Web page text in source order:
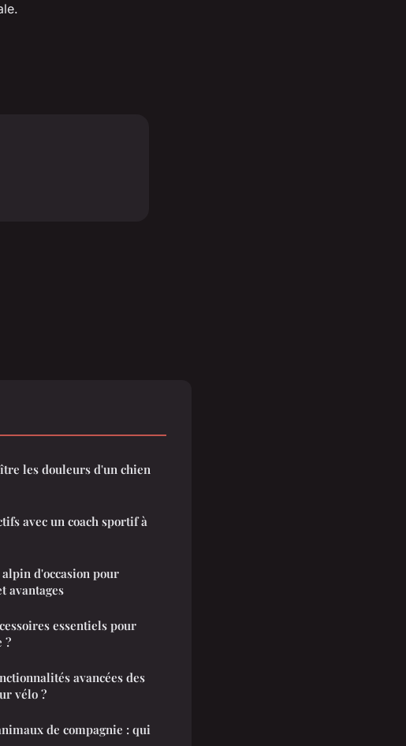
les douleurs d'un chien
avec un coach sportif à
d'occasion pour
et avantages
essentiels pour
?
avancées des
vélo ?
de compagnie : qui